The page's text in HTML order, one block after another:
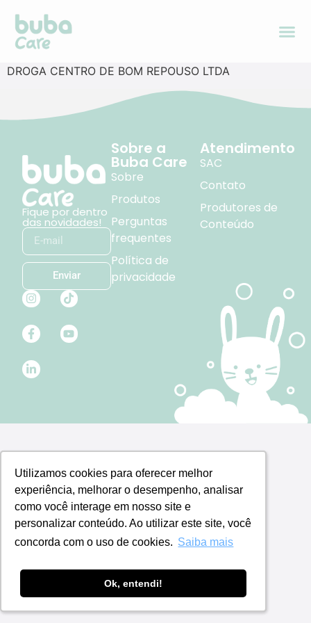
Utilizamos cookies para oferecer melhor
experiência, melhorar o desempenho, analisar
como você interage em nosso site e
personalizar conteúdo. Ao utilizar este site, você
concorda com o uso de cookies. Saiba mais
Ok, entendi!
Utilizamos cookies para oferecer melhor
experiência, melhorar o desempenho, analisar
como você interage em nosso site e
personalizar conteúdo. Ao utilizar este site, você
concorda com o uso de cookies. Saiba mais
Ok, entendi!
DROGA CENTRO DE BOM REPOUSO LTDA
Fique por dentro
das novidades!
Enviar
Sobre a
Buba Care
Sobre
Produtos
Perguntas
frequentes
Política de
privacidade
Atendimento
SAC
Contato
Produtores de
Conteúdo